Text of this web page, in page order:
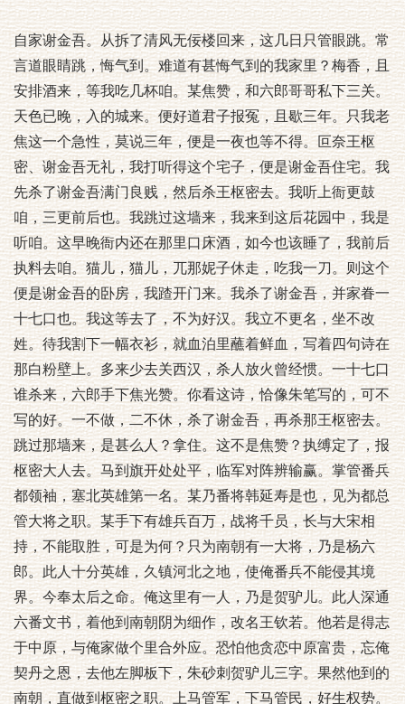
自家谢金吾。从拆了清风无佞楼回来，这几日只管眼跳。常
言道眼睛跳，悔气到。难道有甚悔气到的我家里？梅香，且
安排酒来，等我吃几杯咱。某焦赞，和六郎哥哥私下三关。
天色已晚，入的城来。便好道君子报冤，且歇三年。只我老
焦这一个急性，莫说三年，便是一夜也等不得。叵奈王枢
密、谢金吾无礼，我打听得这个宅子，便是谢金吾住宅。我
先杀了谢金吾满门良贱，然后杀王枢密去。我听上衙更鼓
咱，三更前后也。我跳过这墙来，我来到这后花园中，我是
听咱。这早晚衙内还在那里口床酒，如今也该睡了，我前后
执料去咱。猫儿，猫儿，兀那妮子休走，吃我一刀。则这个
便是谢金吾的卧房，我蹅开门来。我杀了谢金吾，并家眷一
十七口也。我这等去了，不为好汉。我立不更名，坐不改
姓。待我割下一幅衣衫，就血泊里蘸着鲜血，写着四句诗在
那白粉壁上。多来少去关西汉，杀人放火曾经惯。一十七口
谁杀来，六郎手下焦光赞。你看这诗，恰像朱笔写的，可不
写的好。一不做，二不休，杀了谢金吾，再杀那王枢密去。
跳过那墙来，是甚么人？拿住。这不是焦赞？执缚定了，报
枢密大人去。马到旗开处处平，临军对阵辨输赢。掌管番兵
都领袖，塞北英雄第一名。某乃番将韩延寿是也，见为都总
管大将之职。某手下有雄兵百万，战将千员，长与大宋相
持，不能取胜，可是为何？只为南朝有一大将，乃是杨六
郎。此人十分英雄，久镇河北之地，使俺番兵不能侵其境
界。今奉太后之命。俺这里有一人，乃是贺驴儿。此人深通
六番文书，着他到南朝阴为细作，改名王钦若。他若是得志
于中原，与俺家做个里合外应。恐怕他贪恋中原富贵，忘俺
契丹之恩，去他左脚板下，朱砂刺贺驴儿三字。果然他到的
南朝，直做到枢密之职。上马管军，下马管民，好生权势。